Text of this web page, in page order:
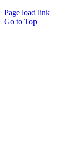
Page load link
Go to Top